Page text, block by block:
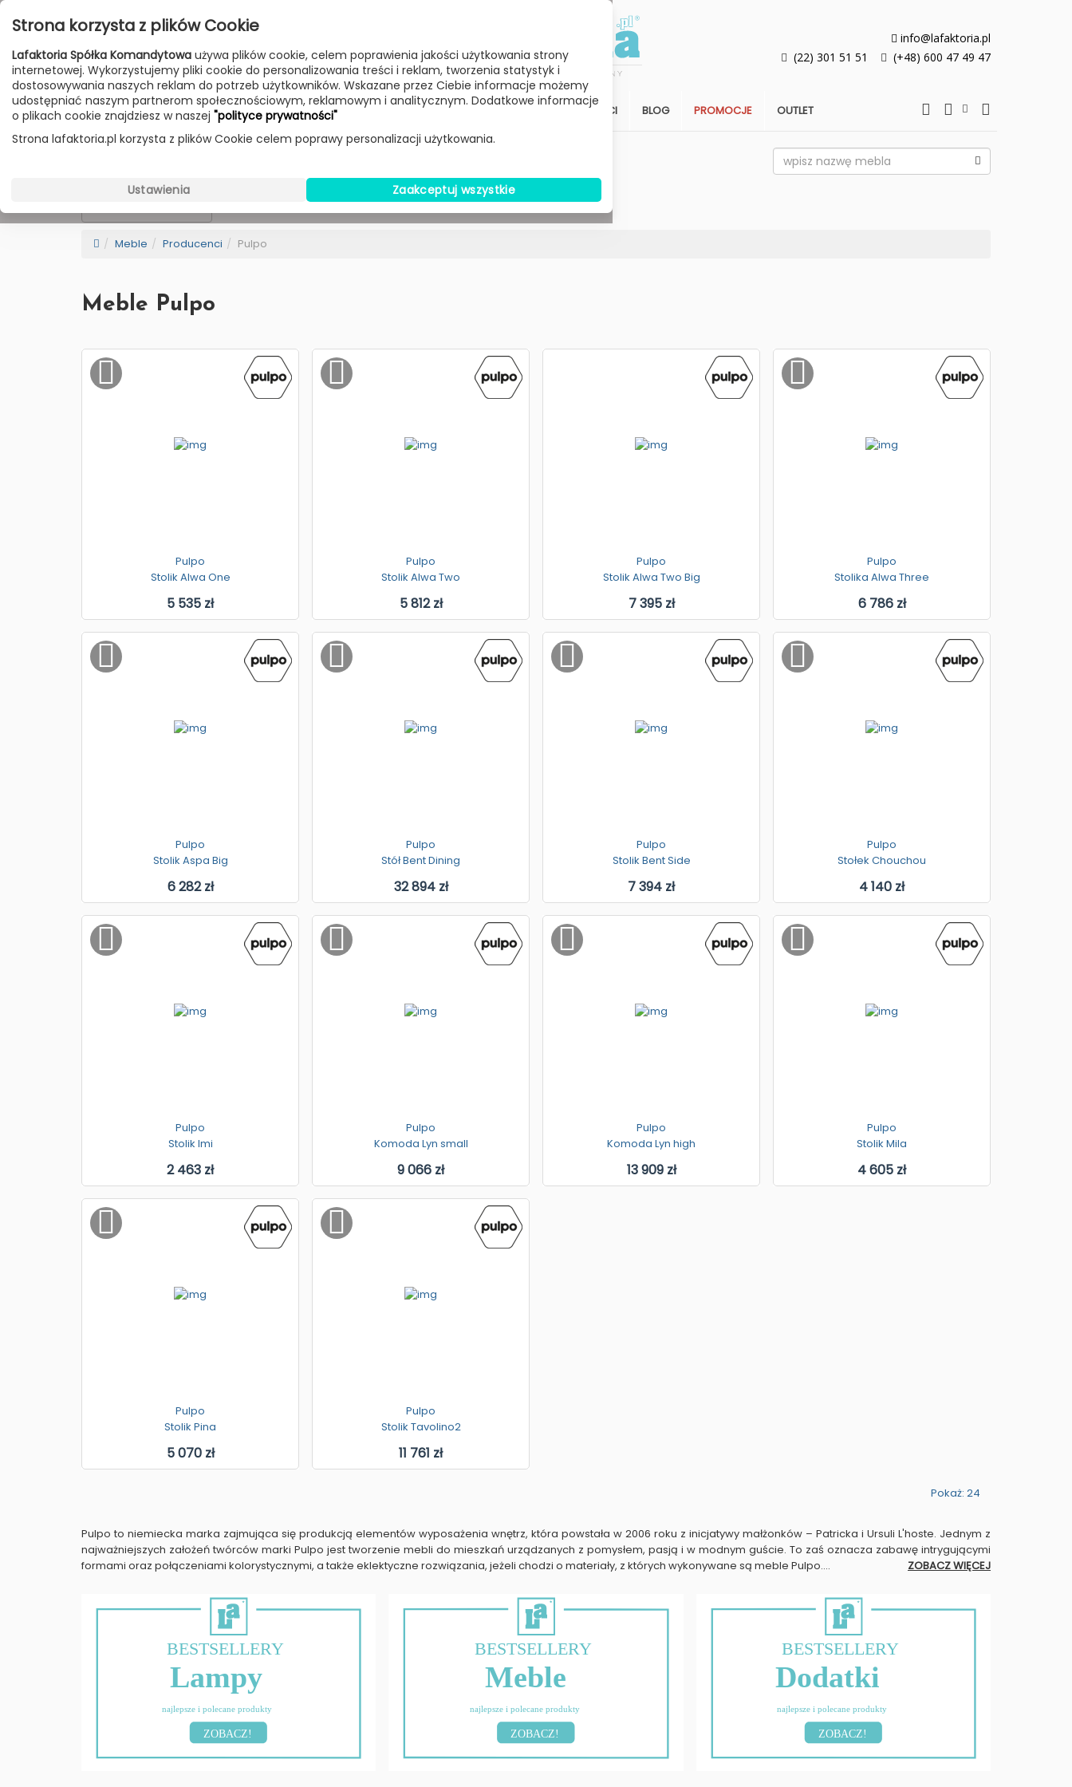
Przejdź do treści
Poniedziałek - Piątek 10:00-18:00
Sobota 10:00-14:00
info@lafaktoria.pl
(22) 301 51 51
(+48) 600 47 49 47
HOME LAMPY MEBLE DODATKI STREFA KLIENTA ARCHITEKCI BLOG PROMOCJE OUTLET
BESTSELLER W MAGAZYNIE
Meble Producenci Pulpo
Meble Pulpo
Pulpo
Stolik Alwa One
5 535 zł
Pulpo
Stolik Alwa Two
5 812 zł
Pulpo
Stolik Alwa Two Big
7 395 zł
Pulpo
Stolika Alwa Three
6 786 zł
Pulpo
Stolik Aspa Big
6 282 zł
Pulpo
Stół Bent Dining
32 894 zł
Pulpo
Stolik Bent Side
7 394 zł
Pulpo
Stołek Chouchou
4 140 zł
Pulpo
Stolik Imi
2 463 zł
Pulpo
Komoda Lyn small
9 066 zł
Pulpo
Komoda Lyn high
13 909 zł
Pulpo
Stolik Mila
4 605 zł
Pulpo
Stolik Pina
5 070 zł
Pulpo
Stolik Tavolino2
11 761 zł
Pokaż: 24
Pulpo to niemiecka marka zajmująca się produkcją elementów wyposażenia wnętrz, która powstała w 2006 roku z inicjatywy małżonków – Patricka i Ursuli L'hoste. Jednym z
najważniejszych założeń twórców marki Pulpo jest tworzenie mebli do mieszkań urządzanych z pomysłem, pasją i w modnym guście. To zaś oznacza zabawę intrygującymi
formami oraz połączeniami kolorystycznymi, a także eklektyczne rozwiązania, jeżeli chodzi o materiały, z których wykonywane są meble Pulpo.... ZOBACZ WIĘCEJ
BESTSELLERY
Lampy
najlepsze i polecane produkty
ZOBACZ!
BESTSELLERY
Meble
najlepsze i polecane produkty
ZOBACZ!
BESTSELLERY
Dodatki
najlepsze i polecane produkty
ZOBACZ!
Strona korzysta z plików Cookie
Lafaktoria Spółka Komandytowa używa plików cookie, celem poprawienia jakości użytkowania strony
internetowej. Wykorzystujemy pliki cookie do personalizowania treści i reklam, tworzenia statystyk i
dostosowywania naszych reklam do potrzeb użytkowników. Wskazane przez Ciebie informacje możemy
udostępniać naszym partnerom społecznościowym, reklamowym i analitycznym. Dodatkowe informacje
o plikach cookie znajdziesz w naszej "polityce prywatności"
Strona lafaktoria.pl korzysta z plików Cookie celem poprawy personalizacji użytkowania.
Zaakceptuj wszystkie
Ustawienia